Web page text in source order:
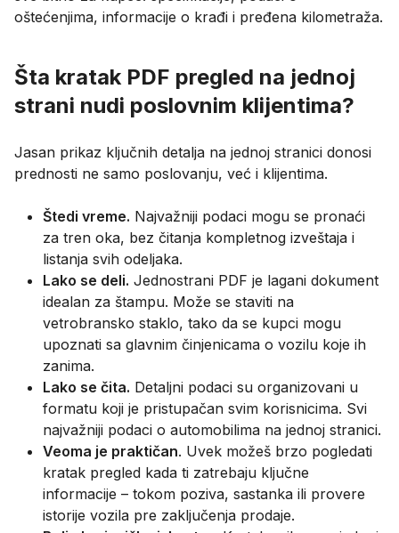
oštećenjima, informacije o krađi i pređena kilometraža.
Šta kratak PDF pregled na jednoj
strani nudi poslovnim klijentima?
Jasan prikaz ključnih detalja na jednoj stranici donosi
prednosti ne samo poslovanju, već i klijentima.
Štedi vreme. Najvažniji podaci mogu se pronaći
za tren oka, bez čitanja kompletnog izveštaja i
listanja svih odeljaka.
Lako se deli. Jednostrani PDF je lagani dokument
idealan za štampu. Može se staviti na
vetrobransko staklo, tako da se kupci mogu
upoznati sa glavnim činjenicama o vozilu koje ih
zanima.
Lako se čita. Detaljni podaci su organizovani u
formatu koji je pristupačan svim korisnicima. Svi
najvažniji podaci o automobilima na jednoj stranici.
Veoma je praktičan. Uvek možeš brzo pogledati
kratak pregled kada ti zatrebaju ključne
informacije – tokom poziva, sastanka ili provere
istorije vozila pre zaključenja prodaje.